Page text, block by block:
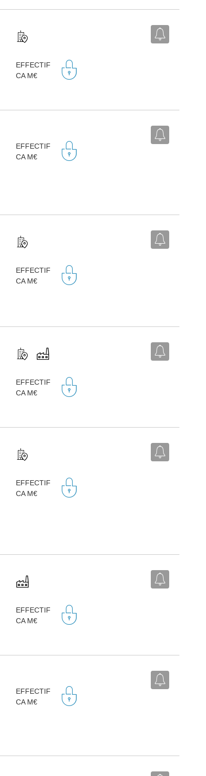
EFFECTIF
CA M€
EFFECTIF
CA M€
EFFECTIF
CA M€
EFFECTIF
CA M€
EFFECTIF
CA M€
EFFECTIF
CA M€
EFFECTIF
CA M€